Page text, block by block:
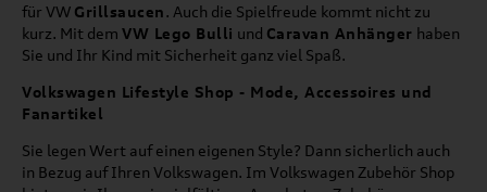
für VW Grillsaucen. Auch die Spielfreude kommt nicht zu
kurz. Mit dem VW Lego Bulli und Caravan Anhänger haben
Sie und Ihr Kind mit Sicherheit ganz viel Spaß.
Volkswagen Lifestyle Shop - Mode, Accessoires und
Fanartikel
Sie legen Wert auf einen eigenen Style? Dann sicherlich auch
in Bezug auf Ihren Volkswagen. Im Volkswagen Zubehör Shop